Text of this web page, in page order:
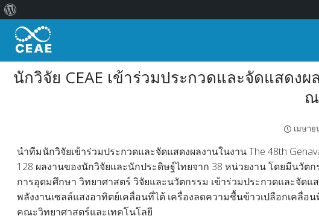
content
นักวิจัย CEAE เข้าร่วมประกวดและจัดแสดง
ณ
เมษาย
นำทีมนักวิจัยเข้าร่วมประกวดและจัดแสดงผลงานในงาน The 48th
128 ผลงานของนักวิจัยและนักประดิษฐ์ไทยจาก 38 หน่วยงาน โดยมีนวั
การอุดมศึกษา วิทยาศาสตร์ วิจัยและนวัตกรรม เข้าร่วมประกวดและจัด
พลังงานเซลล์แสงอาทิตย์เคลื่อนที่ได้ เครื่องลดความชื้นข้าวเปลือกเคลื่
คณะวิทยาศาสตร์และเทคโนโลยี
กับ
เวิร์ด